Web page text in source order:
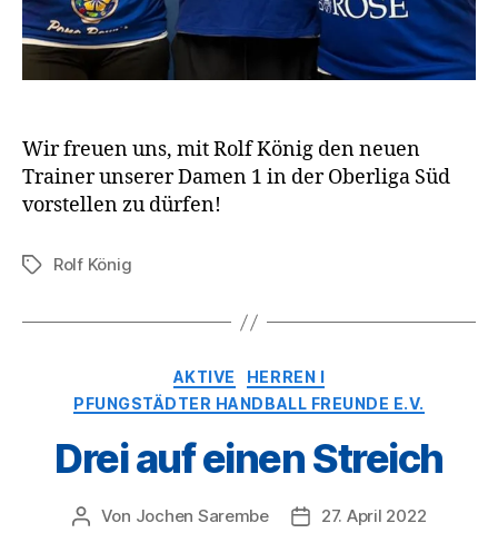
Wir freuen uns, mit Rolf König den neuen
Trainer unserer Damen 1 in der Oberliga Süd
vorstellen zu dürfen!
Schlagwörter
Rolf König
Kategorien
AKTIVE
HERREN I
PFUNGSTÄDTER HANDBALL FREUNDE E.V.
Drei auf einen Streich
Beitragsautor
Von Jochen Sarembe Veröffentlichungsdatum
27. April 2022